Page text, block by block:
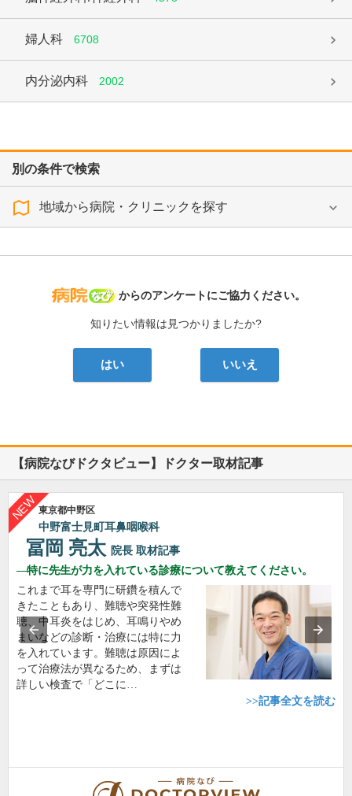
婦人科 6708
内分泌内科 2002
別の条件で検索
地域から病院・クリニックを探す
病院なび
からのアンケートにご協力ください。
知りたい情報は見つかりましたか?
はい いいえ
【病院なびドクタビュー】ドクター取材記事
東京都中野区
中野富士見町耳鼻咽喉科
冨岡 亮太 院長 取材記事
特に先生が力を入れている診療について教えてください。
これまで耳を専門に研鑽を積んで
きたこともあり、難聴や突発性難
聴、中耳炎をはじめ、耳鳴りやめ
まいなどの診断・治療には特に力
を入れています。難聴は原因によ
って治療法が異なるため、まずは
詳しい検査で「どこに…
>>記事全文を読む